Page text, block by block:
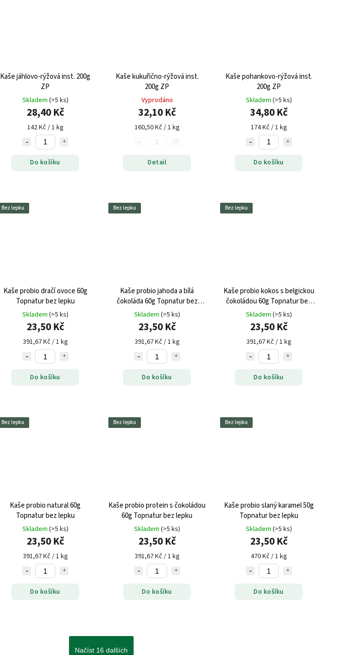
Kaše jáhlovo-rýžová inst. 200g
ZP
Skladem (>5 ks)
28,40 Kč
142 Kč / 1 kg
Do košíku
Kaše kukuřično-rýžová inst.
200g ZP
Vyprodáno
32,10 Kč
160,50 Kč / 1 kg
Detail
Kaše pohankovo-rýžová inst.
200g ZP
Skladem (>5 ks)
34,80 Kč
174 Kč / 1 kg
Do košíku
Bez lepku
Kaše probio dračí ovoce 60g
Topnatur bez lepku
Skladem (>5 ks)
23,50 Kč
391,67 Kč / 1 kg
Do košíku
Bez lepku
Kaše probio jahoda a bílá
čokoláda 60g Topnatur bez
lepku
Skladem (>5 ks)
23,50 Kč
391,67 Kč / 1 kg
Do košíku
Bez lepku
Kaše probio kokos s belgickou
čokoládou 60g Topnatur bez
lepku
Skladem (>5 ks)
23,50 Kč
391,67 Kč / 1 kg
Do košíku
Bez lepku
Kaše probio natural 60g
Topnatur bez lepku
Skladem (>5 ks)
23,50 Kč
391,67 Kč / 1 kg
Do košíku
Bez lepku
Kaše probio protein s čokoládou
60g Topnatur bez lepku
Skladem (>5 ks)
23,50 Kč
391,67 Kč / 1 kg
Do košíku
Bez lepku
Kaše probio slaný karamel 50g
Topnatur bez lepku
Skladem (>5 ks)
23,50 Kč
470 Kč / 1 kg
Do košíku
Načíst 16 dalších